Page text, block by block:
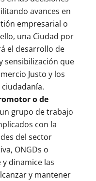
avances en
empresarial o
una Ciudad por
el desarrollo de
sensibilización que
Justo y los
o de
grupo de trabajo
con la
del sector
ONGDs o
dinamice las
y mantener